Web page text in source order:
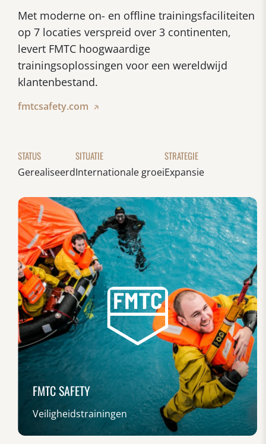
Met moderne on- en offline trainingsfaciliteiten
op 7 locaties verspreid over 3 continenten,
levert FMTC hoogwaardige
trainingsoplossingen voor een wereldwijd
klantenbestand.
fmtcsafety.com
STATUS
Gerealiseerd
SITUATIE
Internationale groei
STRATEGIE
Expansie
FMTC SAFETY
Veiligheidstrainingen